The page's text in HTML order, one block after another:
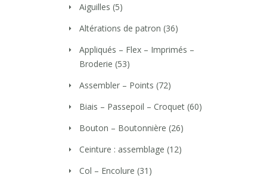
Aiguilles (5)
Altérations de patron (36)
Appliqués – Flex – Imprimés –
Broderie (53)
Assembler – Points (72)
Biais – Passepoil – Croquet (60)
Bouton – Boutonnière (26)
Ceinture : assemblage (12)
Col – Encolure (31)